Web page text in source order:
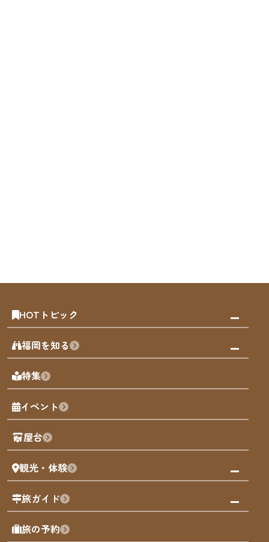
HOTトピック
みんなの旅行記
天神エリア
博多旧市街
福岡城
歴史・文化
福岡を知る
福岡の見どころ
福岡の魅力
観光カレンダー
観光PR動画
まち歩き
福岡グルメ
福岡を楽しむ
福岡のアート
特集
イベント
屋台
観光・体験
観る・遊ぶ
屋台
買う
旅ガイド
モデルコース
旅の予約